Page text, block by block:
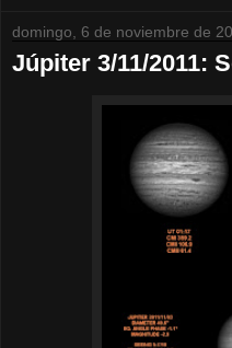
domingo, 6 de noviembre de
Júpiter 3/11/2011: